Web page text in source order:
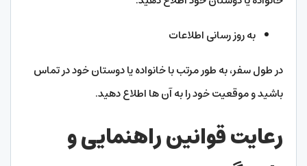
به روز رسانی اطلاعات
در طول سفر، به طور مرتب با خانواده یا دوستان خود در تماس
باشید و موقعیت خود را به آن‌ ها اطلاع دهید.
رعایت قوانین راهنمایی و